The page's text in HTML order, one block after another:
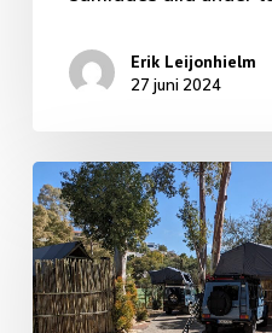
Erik Leijonhielm
27 juni 2024